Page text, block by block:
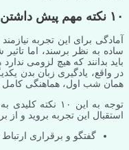
۱۰ نکته مهم پیش داشتن اولین رابطه زناشویی
آمادگی برای این تجربه
ساده به نظر برسند، اما
باید بدانند که هیچ لزومی
در واقع، یادگیری زبان بدن
همان شب اول، هماهنگی کامل
توجه به این ۱۰
استقبال این تجربه بروید و
گفتگو و برقراری